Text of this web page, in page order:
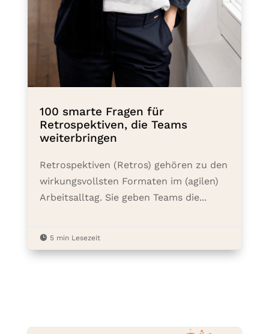
100 smarte Fragen für
Retrospektiven, die Teams
weiterbringen
Retrospektiven (Retros) gehören zu den
wirkungsvollsten Formaten im (agilen)
Arbeitsalltag. Sie geben Teams die...
 5 min Lesezeit